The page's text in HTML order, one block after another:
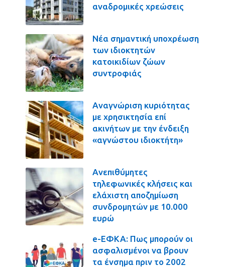
αναδρομικές χρεώσεις
Νέα σημαντική υποχρέωση
των ιδιοκτητών
κατοικιδίων ζώων
συντροφιάς
Αναγνώριση κυριότητας
με χρησικτησία επί
ακινήτων με την ένδειξη
«αγνώστου ιδιοκτήτη»
Ανεπιθύμητες
τηλεφωνικές κλήσεις και
ελάχιστη αποζημίωση
συνδρομητών με 10.000
ευρώ
e-ΕΦΚΑ: Πως μπορούν οι
ασφαλισμένοι να βρουν
τα ένσημα πριν το 2002